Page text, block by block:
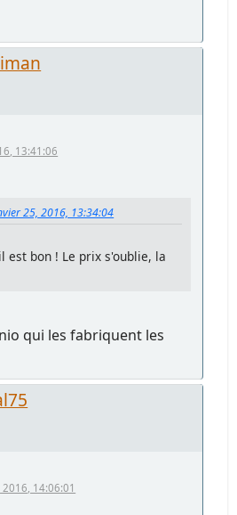
13:41:06
25, 2016, 13:34:04
est bon ! Le prix s'oublie, la
qui les fabriquent les
2016, 14:06:01